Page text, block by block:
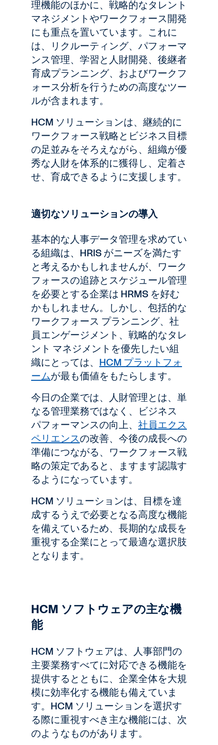
理機能のほかに、戦略的なタレント
マネジメントやワークフォース開発
にも重点を置いています。これに
は、リクルーティング、パフォーマ
ンス管理、学習と人財開発、後継者
育成プランニング、およびワークフ
ォース分析を行うための高度なツー
ルが含まれます。
HCM ソリューションは、継続的に
ワークフォース戦略とビジネス目標
の足並みをそろえながら、組織が優
秀な人財を体系的に獲得し、定着さ
せ、育成できるように支援します。
適切なソリューションの導入
基本的な人事データ管理を求めてい
る組織は、HRIS がニーズを満たす
と考えるかもしれませんが、ワーク
フォースの追跡とスケジュール管理
を必要とする企業は HRMS を好む
かもしれません。しかし、包括的な
ワークフォース プランニング、社
員エンゲージメント、戦略的なタレ
ント マネジメントを優先したい組
織にとっては、 HCM プラットフォ
ームが最も価値をもたらします。
今日の企業では、人財管理とは、単
なる管理業務ではなく、ビジネス
パフォーマンスの向上、 社員エクス
ペリエンスの改善、今後の成長への
準備につながる、ワークフォース戦
略の策定であると、ますます認識す
るようになっています。
HCM ソリューションは、目標を達
成するうえで必要となる高度な機能
を備えているため、長期的な成長を
重視する企業にとって最適な選択肢
となります。
HCM ソフトウェアの主な機
能
HCM ソフトウェアは、人事部門の
主要業務すべてに対応できる機能を
提供するとともに、企業全体を大規
模に効率化する機能も備えていま
す。HCM ソリューションを選択す
る際に重視すべき主な機能には、次
のようなものがあります。